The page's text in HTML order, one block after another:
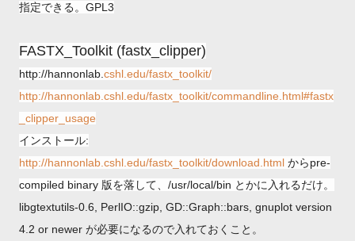
指定できる。GPL3
FASTX_Toolkit (fastx_clipper)
http://hannonlab. cshl.edu/fastx_toolkit/
http://hannonlab.cshl.edu/fastx_toolkit/commandline.html#fastx
_clipper_usage
インストール:
http://hannonlab.cshl.edu/fastx_toolkit/download.html からpre-
compiled binary 版を落して、/usr/local/bin とかに入れるだけ。
libgtextutils-0.6, PerlIO::gzip, GD::Graph::bars, gnuplot version
4.2 or newer が必要になるので入れておくこと。